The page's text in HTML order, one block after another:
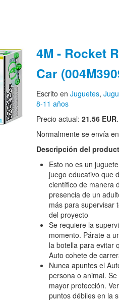
4M - Rocket
Car
Escrito en Juguetes,
8-11 años
Precio actual: 21.56 EUR.
Normalmente se envía
Descripción del
Esto no es un
juego educativo que
científico de manera
presencia de un
más para supervisar
del proyecto
Se requiere la
momento. Párate a
la botella para evitar
Auto cohete de
Nunca apuntes el
persona o animal.
mayor protección.
puntos débiles en la